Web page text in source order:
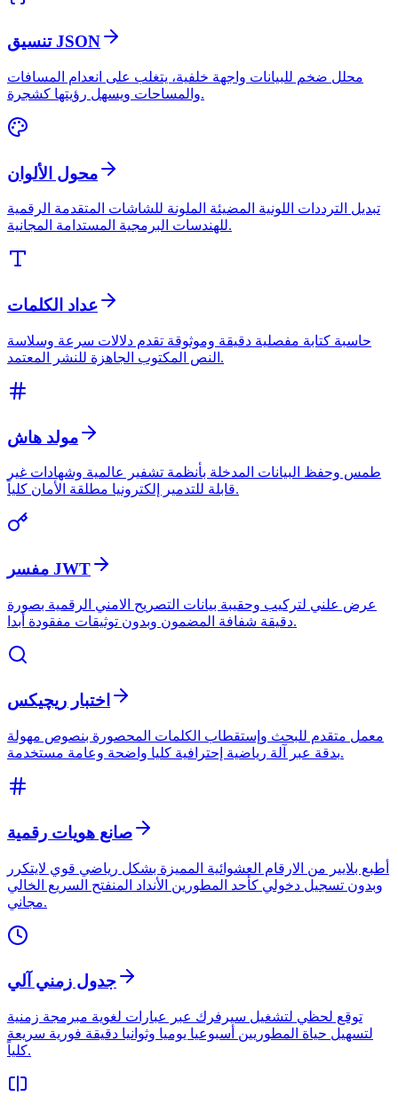
تنسيق JSON
محلل ضخم للبيانات واجهة خلفية، يتغلب على انعدام المسافات
والمساحات ويسهل رؤيتها كشجرة.
محول الألوان
تبديل الترددات اللونية المضيئة الملونة للشاشات المتقدمة الرقمية
للهندسات البرمجية المستدامة المجانية.
عداد الكلمات
حاسبة كتابة مفصلية دقيقة وموثوقة تقدم دلالات سرعة وسلاسة
النص المكتوب الجاهزة للنشر المعتمد.
مولد هاش
طمس وحفظ البيانات المدخلة بأنظمة تشفير عالمية وشهادات غير
قابلة للتدمير إلكترونيا مطلقة الأمان كلياً.
مفسر JWT
عرض علني لتركيب وحقيبة بيانات التصريح الامني الرقمية بصورة
دقيقة شفافة المضمون وبدون توثيقات مفقودة أبدا.
اختبار ريچيكس
معمل متقدم للبحث وإستقطاب الكلمات المحصورة بنصوص مهولة
بدقة عبر آلة رياضية إحترافية كليا واضحة وعامة مستخدمة.
صانع هويات رقمية
أطبع بلايير من الارقام العشوائية المميزة بشكل رياضي قوي لايتكرر
وبدون تسجيل دخولي كأحد المطورين الأنداد المنفتح السريع الخالي
مجاني.
جدول زمني آلي
توقع لحظي لتشغيل سيرفرك عبر عبارات لغوية مبرمجة زمنية
لتسهيل حياة المطوريين أسبوعيا يوميا وثوانيا دقيقة فورية سريعة
كلياً.